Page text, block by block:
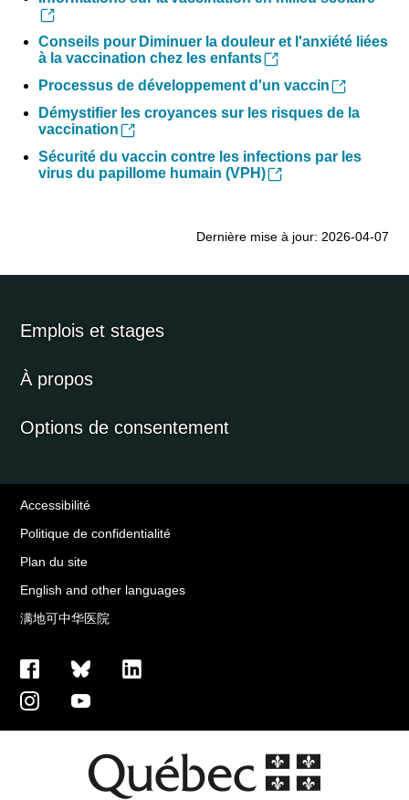
Conseils pour Diminuer la douleur et l'anxiété liées
à la vaccination chez les enfants
Processus de développement d'un vaccin
Démystifier les croyances sur les risques de la
vaccination
Sécurité du vaccin contre les infections par les
virus du papillome humain (VPH)
Dernière mise à jour: 2026-04-07
Emplois et stages
À propos
Options de consentement
Accessibilité
Politique de confidentialité
Plan du site
English and other languages
满地可中华医院